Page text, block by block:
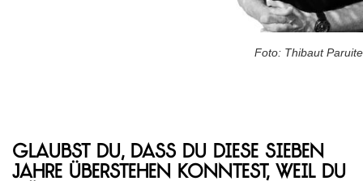
Foto: Thibaut Paruite
Glaubst du, dass du diese sieben
Jahre überstehen konntest, weil du